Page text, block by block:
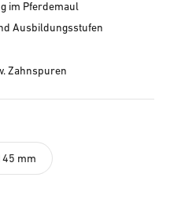
im Pferdemaul
Ausbildungsstufen
Zahnspuren
mm